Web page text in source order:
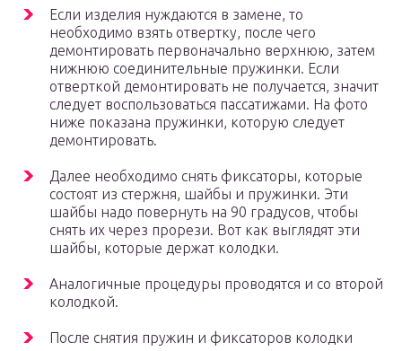
Если изделия нуждаются в замене, то
необходимо взять отвертку, после чего
демонтировать первоначально верхнюю, затем
нижнюю соединительные пружинки. Если
отверткой демонтировать не получается, значит
следует воспользоваться пассатижами. На фото
ниже показана пружинки, которую следует
демонтировать.
Далее необходимо снять фиксаторы, которые
состоят из стержня, шайбы и пружинки. Эти
шайбы надо повернуть на 90 градусов, чтобы
снять их через прорези. Вот как выглядят эти
шайбы, которые держат колодки.
Аналогичные процедуры проводятся и со второй
колодкой.
После снятия пружин и фиксаторов колодки